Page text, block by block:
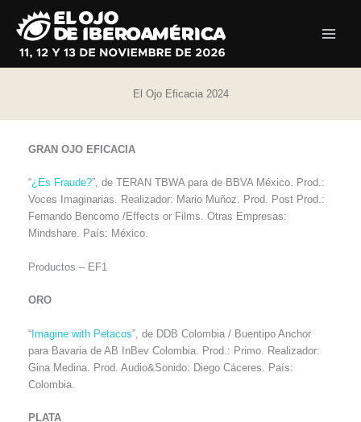
contenido
El Ojo Eficacia 2024
GRAN OJO EFICACIA
“¿Es Fraude?”, de TERAN TBWA para de BBVA México. Prod.:
Voces Imaginarias. Realizador: Mario Muñoz. Prod. Post Prod.:
Fernando Bencomo /Effects or Films. Otras Empresas:
Mindshare. País: México.
Productos – EF1
ORO
“Imagine with Petacos”, de DDB Colombia / Buentipo Anchor
para Bavaria de AB InBev Colombia. Prod.: Primo. Realizador:
Gina Medina. Prod. Audio&Sonido: Diego Cáceres. País:
Colombia.
PLATA